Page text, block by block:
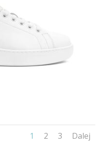
1 2 3 Dalej